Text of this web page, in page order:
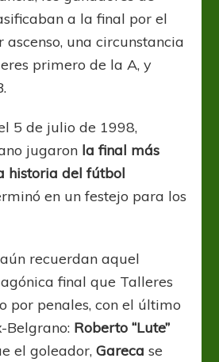
a la final por el
una circunstancia
primero de la A, y
5 de julio de 1998,
jugaron la final más
historia del fútbol
en un festejo para los
recuerdan aquel
final que Talleres
por penales, con el último
Belgrano: Roberto “Lute”
el goleador,Gareca se